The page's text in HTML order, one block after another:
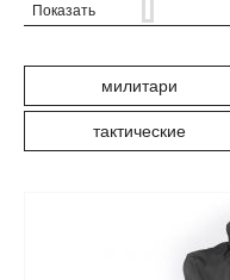
Показать
милитари
тактические